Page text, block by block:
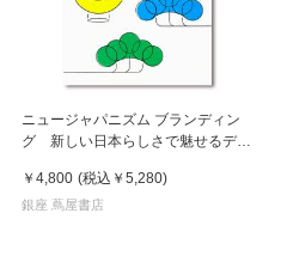
ニュージャパニズム ブランディン
グ 新しい日本らしさで魅せるデザ
￥4,800 (税込 ￥5,280)
銀座 蔦屋書店